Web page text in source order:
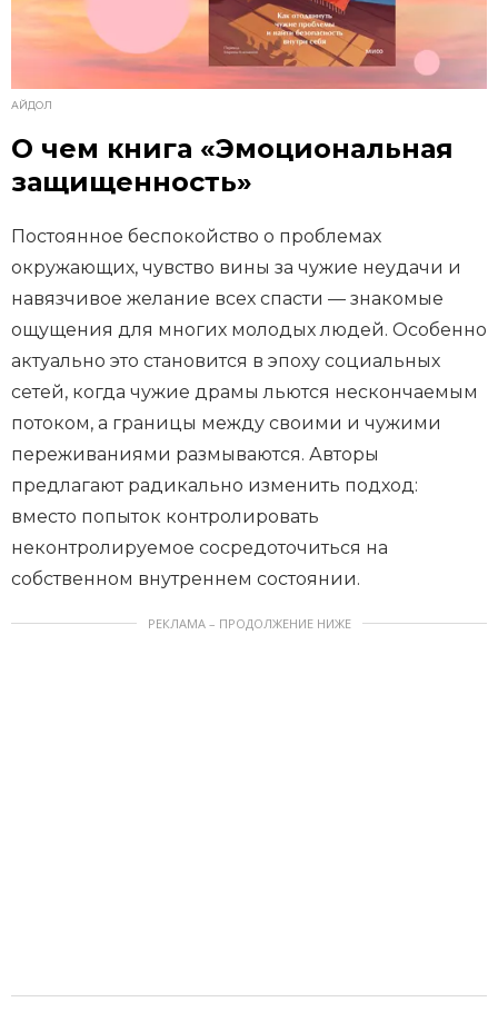
АЙДОЛ
О чем книга «Эмоциональная
защищенность»
Постоянное беспокойство о проблемах
окружающих, чувство вины за чужие неудачи и
навязчивое желание всех спасти — знакомые
ощущения для многих молодых людей. Особенно
актуально это становится в эпоху социальных
сетей, когда чужие драмы льются нескончаемым
потоком, а границы между своими и чужими
переживаниями размываются. Авторы
предлагают радикально изменить подход:
вместо попыток контролировать
неконтролируемое сосредоточиться на
собственном внутреннем состоянии.
РЕКЛАМА – ПРОДОЛЖЕНИЕ НИЖЕ